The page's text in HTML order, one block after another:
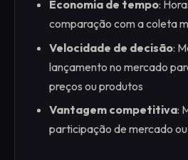
Economia de tempo:
comparação com a coleta
Velocidade de decisão:
lançamento no mercado
preços ou produtos
Vantagem competitiva:
participação de mercado